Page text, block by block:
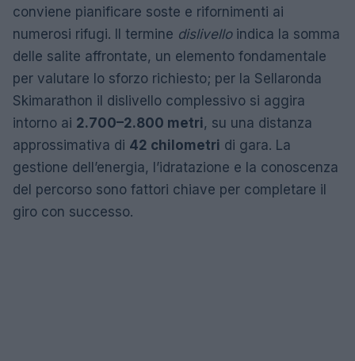
conviene pianificare soste e rifornimenti ai
numerosi rifugi. Il termine dislivelloindica la somma
delle salite affrontate, un elemento fondamentale
per valutare lo sforzo richiesto; per la Sellaronda
Skimarathon il dislivello complessivo si aggira
intorno ai 2.700–2.800 metri, su una distanza
approssimativa di 42 chilometri di gara. La
gestione dell’energia, l’idratazione e la conoscenza
del percorso sono fattori chiave per completare il
giro con successo.